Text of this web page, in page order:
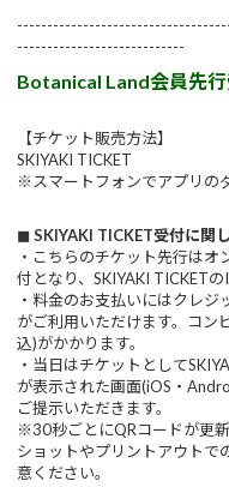
----------------------------
Botanical Land会員先
【チケット販売方法】
SKIYAKI TICKET
※スマートフォンでアプリの
◼︎ SKIYAKI TICKET受付に関
・こちらのチケット先行はオ
付となり、SKIYAKI TICKET
・料金のお支払いにはクレ
がご利用いただけます。コン
込)がかかります。
・当日はチケットとして
が表示された画面(iOS・
ご提示いただきます。
※30秒ごとにQRコードが更
ショットやプリントアウトで
意ください。